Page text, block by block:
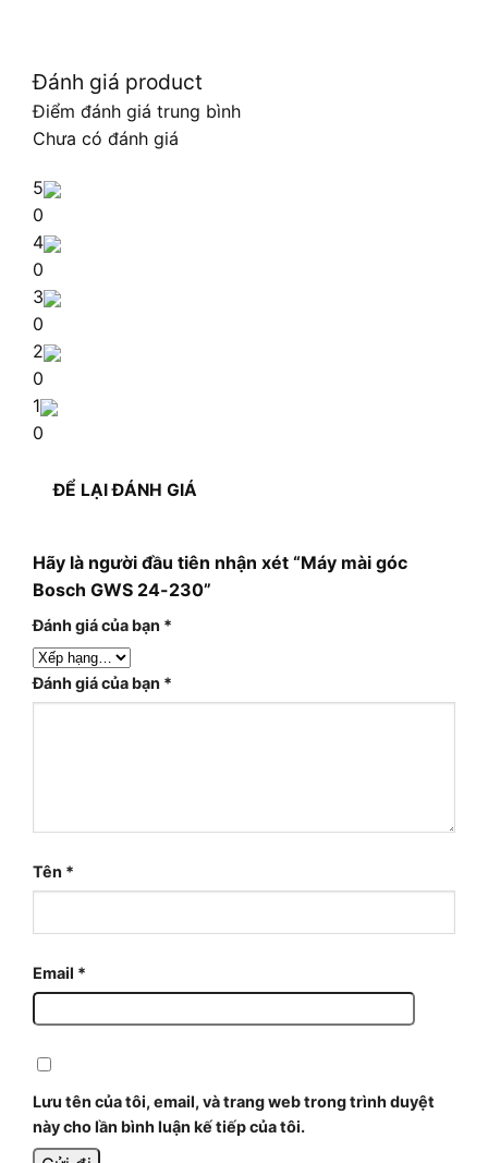
Đánh giá product
Điểm đánh giá trung bình
Chưa có đánh giá
5
0
4
0
3
0
2
0
1
0
ĐỂ LẠI ĐÁNH GIÁ
Hãy là người đầu tiên nhận xét “Máy mài góc
Bosch GWS 24-230”
Đánh giá của bạn *
Đánh giá của bạn *
Tên *
Email *
Lưu tên của tôi, email, và trang web trong trình duyệt
này cho lần bình luận kế tiếp của tôi.